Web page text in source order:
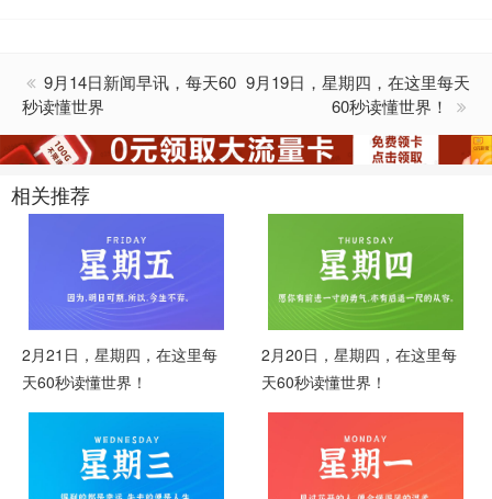
9月14日新闻早讯，每天60
秒读懂世界
9月19日，星期四，在这里每天
60秒读懂世界！
相关推荐
2月21日，星期四，在这里每
天60秒读懂世界！
2月20日，星期四，在这里每
天60秒读懂世界！